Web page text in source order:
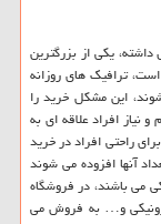
یکی از بزرگترین
ترافیک های روزانه
این مشکل خرید را
نیاز افراد علاقه ای به
راحتی افراد در خرید
آنها افزوده می شوند
می باشند، در فروشگاه
و… به فروش می